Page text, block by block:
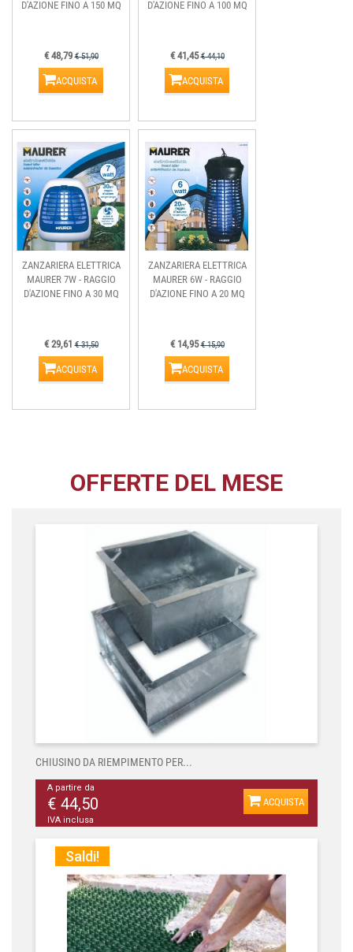
D'AZIONE FINO A 150 MQ
€ 48,79€ 51,90
ACQUISTA
D'AZIONE FINO A 100 MQ
€ 41,45€ 44,10
ACQUISTA
ZANZARIERA ELETTRICA
MAURER 7W - RAGGIO
D'AZIONE FINO A 30 MQ
€ 29,61€ 31,50
ACQUISTA
ZANZARIERA ELETTRICA
MAURER 6W - RAGGIO
D'AZIONE FINO A 20 MQ
€ 14,95€ 15,90
ACQUISTA
OFFERTE DEL MESE
CHIUSINO DA RIEMPIMENTO PER...
A partire da
€ 44,50
IVA inclusa
ACQUISTA
Saldi!